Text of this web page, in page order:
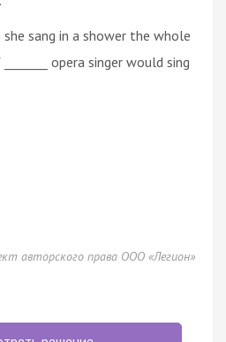
sang in a shower the whole
opera singer would sing
авторского права ООО «Легион»